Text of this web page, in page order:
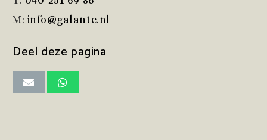
M: info@galante.nl
Deel deze pagina